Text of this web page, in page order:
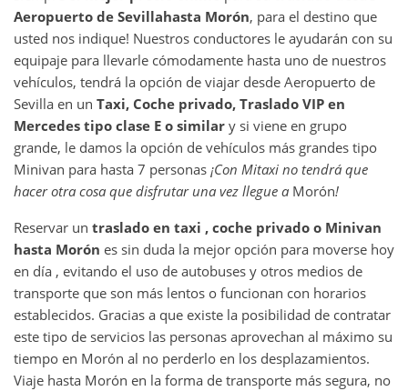
Aeropuerto de Sevillahasta Morón, para el destino que
usted nos indique! Nuestros conductores le ayudarán con su
equipaje para llevarle cómodamente hasta uno de nuestros
vehículos, tendrá la opción de viajar desde Aeropuerto de
Sevilla en un Taxi, Coche privado, Traslado VIP en
Mercedes tipo clase E o similar y si viene en grupo
grande, le damos la opción de vehículos más grandes tipo
Minivan para hasta 7 personas ¡Con Mitaxi no tendrá que
hacer otra cosa que disfrutar una vez llegue a Morón!
Reservar un traslado en taxi , coche privado o Minivan
hasta Morón es sin duda la mejor opción para moverse hoy
en día , evitando el uso de autobuses y otros medios de
transporte que son más lentos o funcionan con horarios
establecidos. Gracias a que existe la posibilidad de contratar
este tipo de servicios las personas aprovechan al máximo su
tiempo en Morón al no perderlo en los desplazamientos.
Viaje hasta Morón en la forma de transporte más segura, no